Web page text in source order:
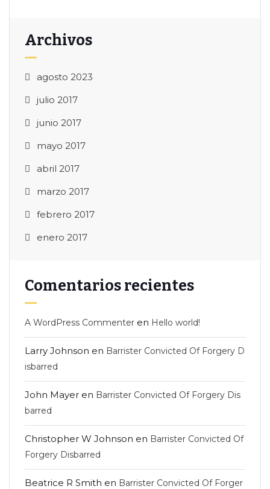
Archivos
agosto 2023
julio 2017
junio 2017
mayo 2017
abril 2017
marzo 2017
febrero 2017
enero 2017
Comentarios recientes
A WordPress Commenter en Hello world!
Larry Johnson en Barrister Convicted Of Forgery D
isbarred
John Mayer en Barrister Convicted Of Forgery Dis
barred
Christopher W Johnson en Barrister Convicted Of
Forgery Disbarred
Beatrice R Smith en Barrister Convicted Of Forger